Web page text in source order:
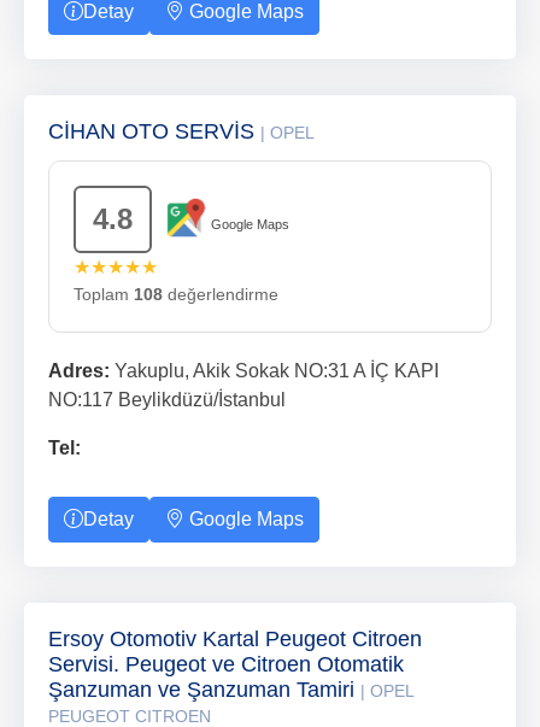
Detay Google Maps
CİHAN OTO SERVİS | OPEL
4.8 Google Maps
★★★★★
Toplam 108 değerlendirme
Adres: Yakuplu, Akik Sokak NO:31 A İÇ KAPI
NO:117 Beylikdüzü/İstanbul
Tel:
Detay Google Maps
Ersoy Otomotiv Kartal Peugeot Citroen
Servisi. Peugeot ve Citroen Otomatik
Şanzuman ve Şanzuman Tamiri | OPEL
PEUGEOT CITROEN